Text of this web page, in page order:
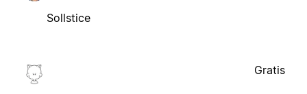
Sollstice
Gratis